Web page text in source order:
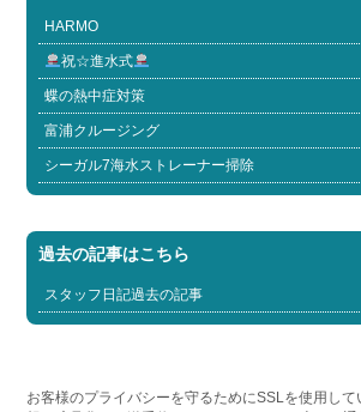
HARMO
祝☆進水式
蝶の熱中症対策
富浦クルージング
シーガル7海水ストレーナー掃除
過去の記事はこちら
スタッフ日記過去の記事
お客様のプライバシーを守るためにSSLを使用し